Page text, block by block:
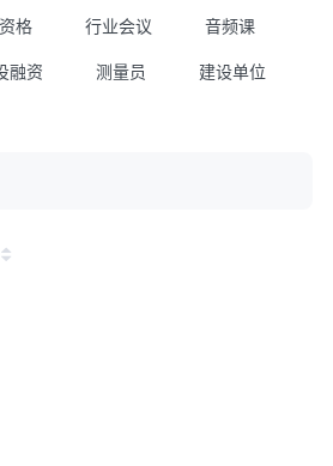
格 行业会议
音频课
融资 测量员 建设单位